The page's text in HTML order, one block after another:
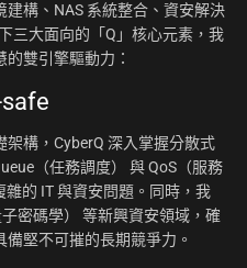
構、NAS 系統整合、資安解決
三大面向的「Q」核心元素，我
雙引擎驅動力：
構，CyberQ 深入掌握分散式
（任務調度） 與 QoS（服務
的 IT 與資安問題。同時，我
密碼學） 等新興資安領域，確
堅不可摧的長期競爭力。